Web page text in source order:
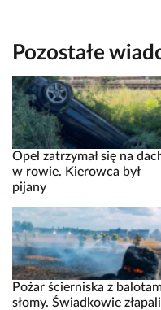
Pozostałe
Opel zatrzymał się na
w rowie. Kierowca był
pijany
Pożar ścierniska z
słomy. Świadkowie złapali